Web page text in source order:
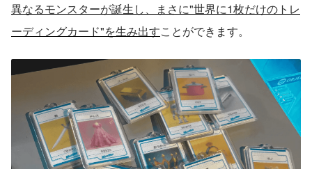
異なるモンスターが誕生し、まさに"世界に1枚だけのトレ
ーディングカード"を生み出すことができます。